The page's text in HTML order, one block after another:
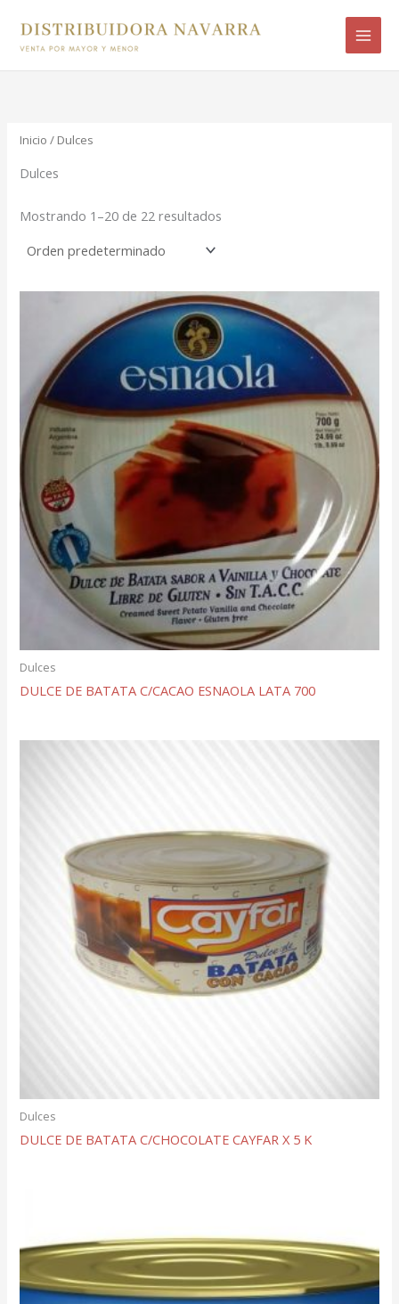
contenido
u
r
p
r
Inicio / Dulces
Dulces
Mostrando 1–20 de 22 resultados
Dulces
DULCE DE BATATA C/CACAO ESNAOLA LATA 700
Dulces
DULCE DE BATATA C/CHOCOLATE CAYFAR X 5 K